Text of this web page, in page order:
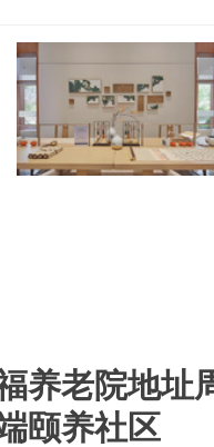
养老院地址
颐养社区